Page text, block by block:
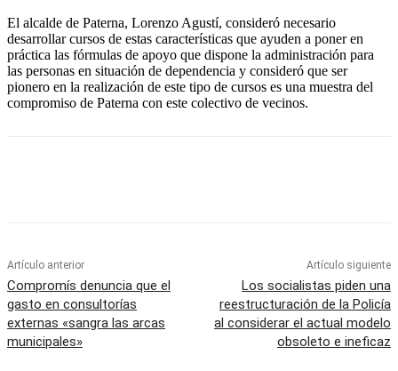
El alcalde de Paterna, Lorenzo Agustí, consideró necesario
desarrollar cursos de estas características que ayuden a poner en
práctica las fórmulas de apoyo que dispone la administración para
las personas en situación de dependencia y consideró que ser
pionero en la realización de este tipo de cursos es una muestra del
compromiso de Paterna con este colectivo de vecinos.
Artículo anterior
Compromís denuncia que el
gasto en consultorías
externas «sangra las arcas
municipales»
Artículo siguiente
Los socialistas piden una
reestructuración de la Policía
al considerar el actual modelo
obsoleto e ineficaz